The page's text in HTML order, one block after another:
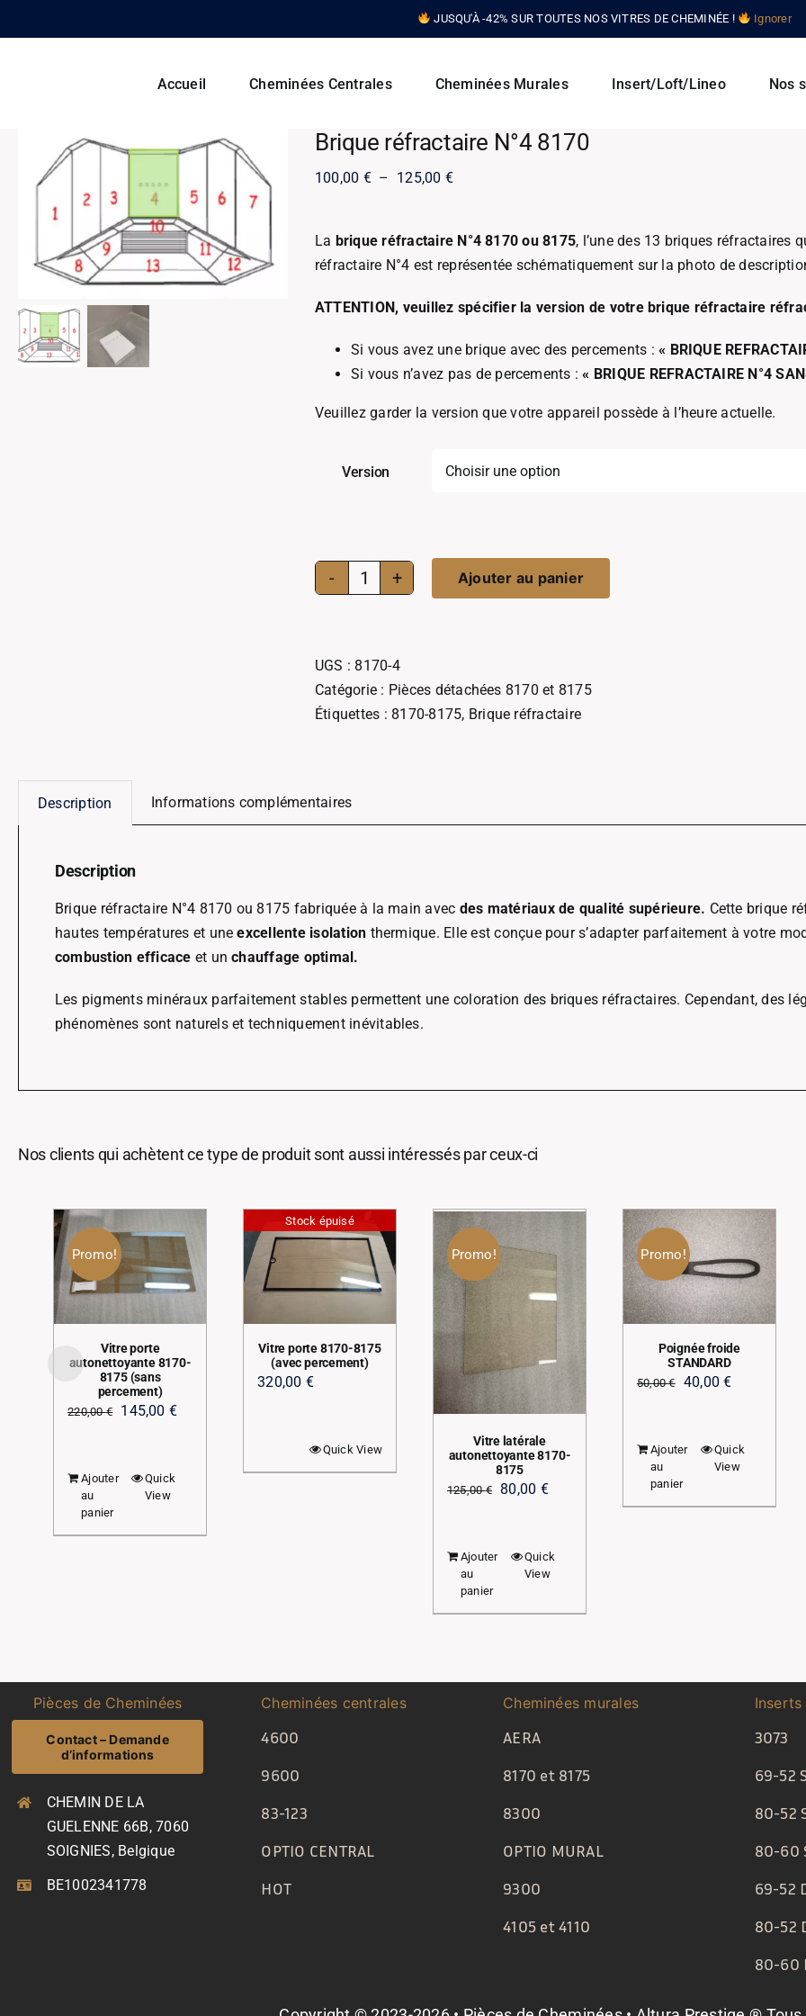
JUSQU'À -42% SUR TOUTES NOS VITRES DE CHEMINÉE ! Ignorer
to
Accueil
Cheminées Centrales Cheminées Murales Insert/Loft/Lineo Nos
Brique réfractaire N°4 8170
100,00 € – 125,00 €Plage
100,00 €
à
125,00 €
La brique réfractaire N°4 8170 ou 8175, l’une des 13 briques réfractaires
réfractaire N°4 est représentée schématiquement sur la photo de
ATTENTION, veuillez spécifier la version de votre brique réfractaire
Si vous avez une brique avec des percements :« BRIQUE
Si vous n’avez pas de percements :« BRIQUE REFRACTAIRE N°4
Veuillez garder la version que votre appareil possède à l’heure actuelle.
Version
quantité
réfractaire
N°4
8170
Ajouter au panier
UGS : 8170-4
Catégorie : Pièces détachées 8170 et 8175
Étiquettes : 8170-8175, Brique réfractaire
Description Informations complémentaires
Description
Brique réfractaire N°4 8170 ou 8175 fabriquée à la main avec des matériaux de qualité supérieure. Cette brique
hautes températures et uneexcellente isolation thermique. Elle est conçue pour s’adapter parfaitement à votre
combustion efficace et unchauffage optimal.
Les pigments minéraux parfaitement stables permettent une coloration des briques réfractaires. Cependant, des
phénomènes sont naturels et techniquement inévitables.
Nos clients qui achètent ce type de produit sont aussi intéressés par ceux-ci
Promo!
Vitre porte
autonettoyante 8170-
8175 (sans
percement)
220,00€
Le
était :
145,00 €Le
Ajouter
au
panier
Quick
View
Stock épuisé
Vitre porte 8170-8175
(avec percement)
320,00 €
Quick View
Promo!
Vitre latérale
autonettoyante 8170-
8175
125,00€
Le
était :
80,00 €Le
est :
Ajouter
au
panier
Quick
View
Promo!
Poignée froide
STANDARD
50,00€
Le
était :
50,00 €.
40,00€Le
est :
Ajouter
au
panier
Quick
View
Pièces de Cheminées
Contact – Demande
d’informations
CHEMIN DE LA
GUELENNE 66B, 7060
SOIGNIES, Belgique
BE1002341778
Cheminées centrales
4600
9600
83-123
OPTIO CENTRAL
HOT
Cheminées murales
AERA
8170 et 8175
8300
OPTIO MURAL
9300
4105 et 4110
3073
69-52
80-52
80-60
69-52
80-52
80-60